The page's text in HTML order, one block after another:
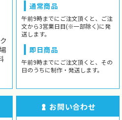
通常商品
午前9時までにご注文頂くと、ご注
文から3営業日目(※一部除く)に発
送します。
即日商品
午前9時までにご注文頂くと、その
日のうちに制作・発送します。
お問い合わせ